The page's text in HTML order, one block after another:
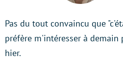
Pas du tout convaincu que
préfère m'intéresser à
hier.